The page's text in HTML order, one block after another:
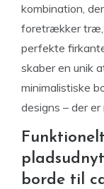
kombination,
foretrækker træ,
perfekte
skaber en unik
minimalistiske
designs – der
borde til